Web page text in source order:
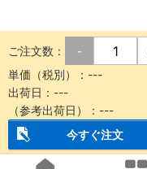
ご注文数： -
単価（税別）： ---
出荷日： ---
（参考出荷日）： ---
今すぐ注文